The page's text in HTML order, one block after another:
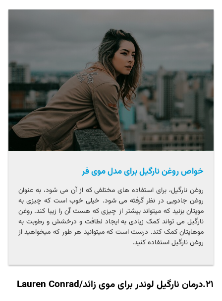
خواص روغن نارگیل برای مدل موی فر
روغن نارگیل، برای استفاده های مختلفی که از آن می شود، به عنوان
روغن جادویی در نظر گرفته می شود. خیلی خوب است که چیزی به
مویتان بزنید که میتواند بیشتر از چیزی که هست آن را زیبا کند. روغن
نارگیل می تواند کمک زیادی به ایجاد لطافت و درخشش و رطوبت به
موهایتان کمک کند. درست است که میتوانید هر طور که میخواهید از
روغن نارگیل استفاده کنید.
21.درمان نارگیل لوندر برای موی زائد/Lauren Conrad